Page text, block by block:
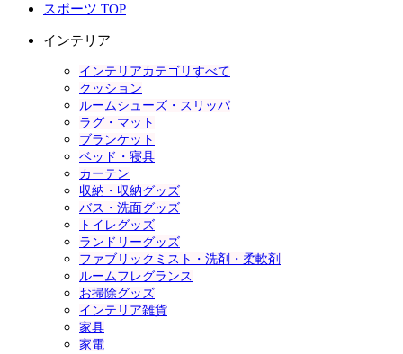
スポーツ TOP
インテリア
インテリアカテゴリすべて
クッション
ルームシューズ・スリッパ
ラグ・マット
ブランケット
ベッド・寝具
カーテン
収納・収納グッズ
バス・洗面グッズ
トイレグッズ
ランドリーグッズ
ファブリックミスト・洗剤・柔軟剤
ルームフレグランス
お掃除グッズ
インテリア雑貨
家具
家電